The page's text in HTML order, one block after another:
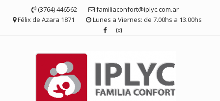
contenido
(3764) 446562
familiaconfort@iplyc.com.ar
Félix de Azara 1871
Lunes a Viernes: de 7.00hs a 13.00hs